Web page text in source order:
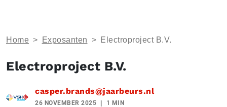
Home > Exposanten > Electroproject B.V.
Electroproject B.V.
casper.brands@jaarbeurs.nl
26 NOVEMBER 2025 1 MIN